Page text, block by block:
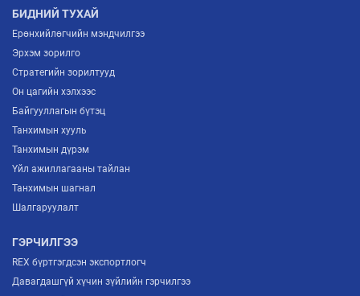
БИДНИЙ ТУХАЙ
Ерөнхийлөгчийн мэндчилгээ
Эрхэм зорилго
Стратегийн зорилтууд
Он цагийн хэлхээс
Байгууллагын бүтэц
Танхимын хууль
Танхимын дүрэм
Үйл ажиллагааны тайлан
Танхимын шагнал
Шалгаруулалт
ГЭРЧИЛГЭЭ
REX бүртгэгдсэн экспортлогч
Давагдашгүй хүчин зүйлийн гэрчилгээ